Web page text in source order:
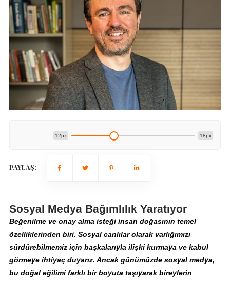
12px 18px
PAYLAŞ:
Sosyal Medya Bağımlılık Yaratıyor
Beğenilme ve onay alma isteği insan doğasının temel
özelliklerinden biri. Sosyal canlılar olarak varlığımızı
sürdürebilmemiz için başkalarıyla ilişki kurmaya ve kabul
görmeye ihtiyaç duyarız. Ancak günümüzde sosyal medya,
bu doğal eğilimi farklı bir boyuta taşıyarak bireylerin